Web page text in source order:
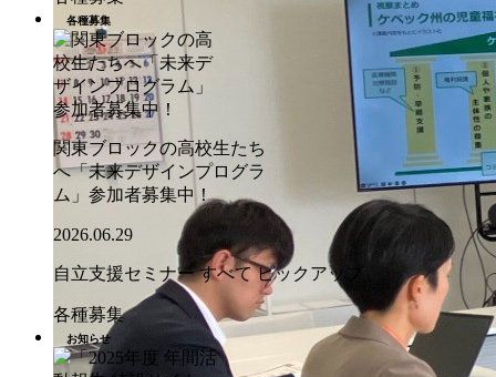
各種募集
関東ブロックの高校生たち
へ「未来デザインプログラ
ム」参加者募集中！
2026.06.29
自立支援セミナー すべて ピックアップ
各種募集
お知らせ